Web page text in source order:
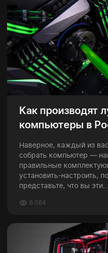
Как производят
компьютеры в
Наверное, каждый из
собрать компьютер —
правильные
установить-настроить,
представьте, что вы эти...
6 064